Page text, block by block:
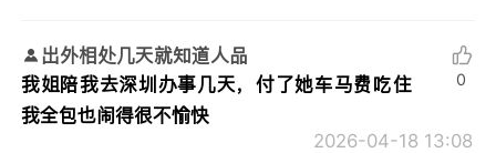
出外相处几天就知道人品
我姐陪我去深圳办事几天，付了她车马费吃住
我全包也闹得很不愉快
2026-04-18 13:08
0